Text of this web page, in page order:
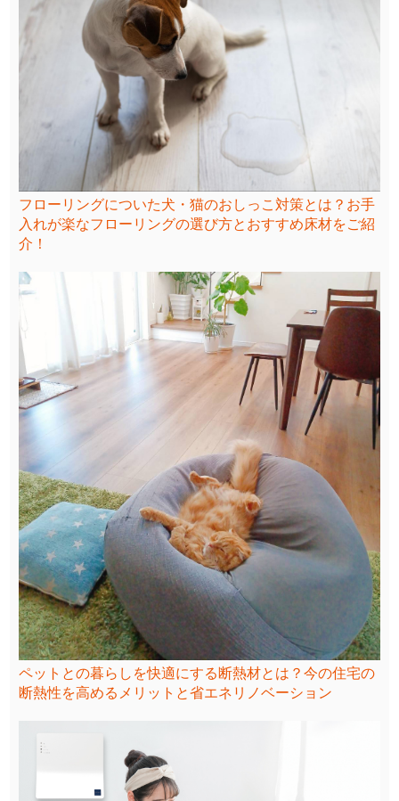
フローリングについた犬・猫のおしっこ対策とは？お手
入れが楽なフローリングの選び方とおすすめ床材をご紹
介！
ペットとの暮らしを快適にする断熱材とは？今の住宅の
断熱性を高めるメリットと省エネリノベーション